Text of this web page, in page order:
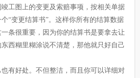
工图上的变更及索赔事项，按相关单据
“变更结算书”。这样你所有的结算数据
条很重要，因为你的结算书是要拿去让
西糊里糊涂说不清楚，那他就只好自己
有好处。不但整洁，而且你可以详细对